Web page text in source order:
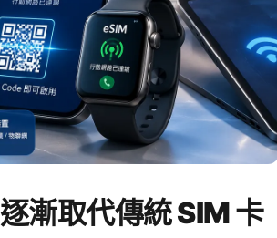
漸取代傳統 SIM 卡